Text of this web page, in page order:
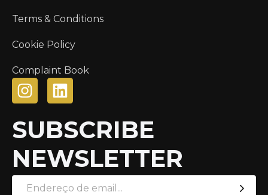
Terms & Conditions
Cookie Policy
Complaint Book
SUBSCRIBE
NEWSLETTER